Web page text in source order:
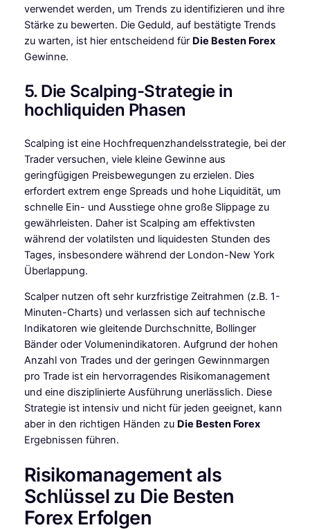
verwendet werden, um Trends zu identifizieren und ihre
Stärke zu bewerten. Die Geduld, auf bestätigte Trends
zu warten, ist hier entscheidend für Die Besten Forex
Gewinne.
5. Die Scalping-Strategie in
hochliquiden Phasen
Scalping ist eine Hochfrequenzhandelsstrategie, bei der
Trader versuchen, viele kleine Gewinne aus
geringfügigen Preisbewegungen zu erzielen. Dies
erfordert extrem enge Spreads und hohe Liquidität, um
schnelle Ein- und Ausstiege ohne große Slippage zu
gewährleisten. Daher ist Scalping am effektivsten
während der volatilsten und liquidesten Stunden des
Tages, insbesondere während der London-New York
Überlappung.
Scalper nutzen oft sehr kurzfristige Zeitrahmen (z.B. 1-
Minuten-Charts) und verlassen sich auf technische
Indikatoren wie gleitende Durchschnitte, Bollinger
Bänder oder Volumenindikatoren. Aufgrund der hohen
Anzahl von Trades und der geringen Gewinnmargen
pro Trade ist ein hervorragendes Risikomanagement
und eine disziplinierte Ausführung unerlässlich. Diese
Strategie ist intensiv und nicht für jeden geeignet, kann
aber in den richtigen Händen zu Die Besten Forex
Ergebnissen führen.
Risikomanagement als
Schlüssel zu Die Besten
Forex Erfolgen